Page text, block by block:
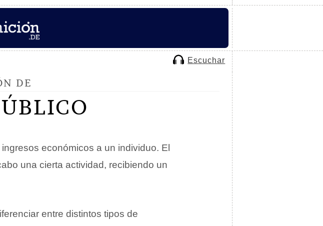
Escuchar
DE
económicos a un individuo. El
una cierta actividad, recibiendo un
entre distintos tipos de